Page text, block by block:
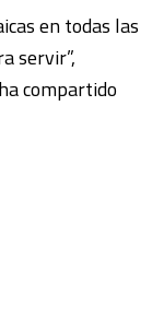
en todas las
servir”,
compartido